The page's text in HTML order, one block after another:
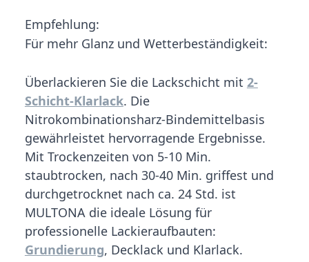
Empfehlung:
Für mehr Glanz und Wetterbeständigkeit:
Überlackieren Sie die Lackschicht mit 2-
Schicht-Klarlack. Die
Nitrokombinationsharz-Bindemittelbasis
gewährleistet hervorragende Ergebnisse.
Mit Trockenzeiten von 5-10 Min.
staubtrocken, nach 30-40 Min. griffest und
durchgetrocknet nach ca. 24 Std. ist
MULTONA die ideale Lösung für
professionelle Lackieraufbauten:
Grundierung, Decklack und Klarlack.